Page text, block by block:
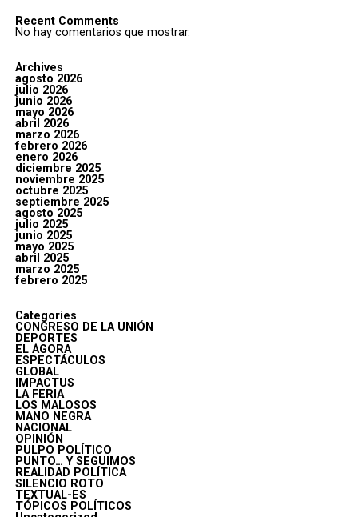
Recent Comments
No hay comentarios que mostrar.
Archives
agosto 2026
julio 2026
junio 2026
mayo 2026
abril 2026
marzo 2026
febrero 2026
enero 2026
diciembre 2025
noviembre 2025
octubre 2025
septiembre 2025
agosto 2025
julio 2025
junio 2025
mayo 2025
abril 2025
marzo 2025
febrero 2025
Categories
CONGRESO DE LA UNIÓN
DEPORTES
EL ÁGORA
ESPECTÁCULOS
GLOBAL
IMPACTUS
LA FERIA
LOS MALOSOS
MANO NEGRA
NACIONAL
OPINIÓN
PULPO POLÍTICO
PUNTO… Y SEGUIMOS
REALIDAD POLÍTICA
SILENCIO ROTO
TEXTUAL-ES
TÓPICOS POLÍTICOS